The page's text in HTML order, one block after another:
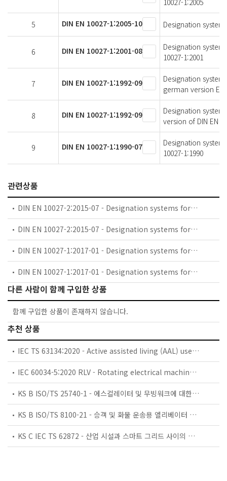
5 DIN EN 10027-1:2005-10 Designation
6 DIN EN 10027-1:2001-08
Designation
10027-1:2001
7 DIN EN 10027-1:1992-09
Designation
german version EN
8 DIN EN 10027-1:1992-09
Designation
version of DIN EN
9 DIN EN 10027-1:1990-07
Designation
10027-1:1990
관련상품
DIN EN 10027-2:2015-07 - Designation systems for steels - Part 2: Numerical system; German version EN 10027-2:2015
DIN EN 10027-2:2015-07 - Designation systems for steels - Part 2: Numerical system
DIN EN 10027-1:2017-01 - Designation systems for steels - Part 1: Steel names; German version EN 10027-1:2016
DIN EN 10027-1:2017-01 - Designation systems for steels - Part 1: Steel names
다른 사람이 함께 구입한 상품
함께 구입한 상품이 존재하지 않습니다.
추천 상품
IEC TS 63134:2020 - Active assisted living (AAL) use cases
IEC 60034-5:2020 RLV - Rotating electrical machines - Part 5: Degrees of protection provided by the integral design of rotating electrical machines (IP code) - Classification
KS B ISO/TS 25740-1 - 에스컬레이터 및 무빙워크에 대한 안전요건 — 제1부: 세계공통 필수 안전요건(GESRs)
KS B ISO/TS 8100-21 - 승객 및 화물 운송용 엘리베이터 —제21부: 세계공통 필수안전요건(GESRs)을 충족하는 세계공통 안전 파라미터(GSPs)
KS C IEC TS 62872 - 산업 시설과 스마트 그리드 사이의 산업 공정 측정, 제어 및 자동화 시스템 인터페이스